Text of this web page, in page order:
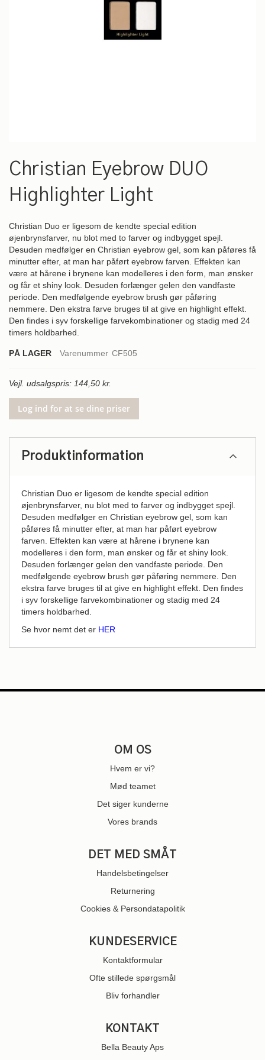
til
starten
billedgalleriet
Christian Eyebrow DUO
Highlighter Light
Christian Duo er ligesom de kendte special edition
øjenbrynsfarver, nu blot med to farver og indbygget spejl.
Desuden medfølger en Christian eyebrow gel, som kan påføres få
minutter efter, at man har påført eyebrow farven. Effekten kan
være at hårene i brynene kan modelleres i den form, man ønsker
og får et shiny look. Desuden forlænger gelen den vandfaste
periode. Den medfølgende eyebrow brush gør påføring
nemmere. Den ekstra farve bruges til at give en highlight effekt.
Den findes i syv forskellige farvekombinationer og stadig med 24
timers holdbarhed.
PÅ LAGER Varenummer CF505
Vejl. udsalgspris: 144,50 kr.
Log ind for at se dine priser
Produktinformation
Christian Duo er ligesom de kendte special edition
øjenbrynsfarver, nu blot med to farver og indbygget spejl.
Desuden medfølger en Christian eyebrow gel, som kan
påføres få minutter efter, at man har påført eyebrow
farven. Effekten kan være at hårene i brynene kan
modelleres i den form, man ønsker og får et shiny look.
Desuden forlænger gelen den vandfaste periode. Den
medfølgende eyebrow brush gør påføring nemmere. Den
ekstra farve bruges til at give en highlight effekt. Den findes
i syv forskellige farvekombinationer og stadig med 24
timers holdbarhed.
Se hvor nemt det er HER
OM OS
Hvem er vi?
Mød teamet
Det siger kunderne
Vores brands
DET MED SMÅT
Handelsbetingelser
Returnering
Cookies & Persondatapolitik
KUNDESERVICE
Kontaktformular
Ofte stillede spørgsmål
Bliv forhandler
KONTAKT
Bella Beauty Aps